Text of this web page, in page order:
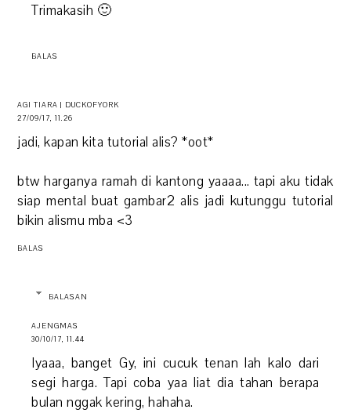
Trimakasih 🙂
BALAS
AGI TIARA | DUCKOFYORK
27/09/17, 11.26
jadi, kapan kita tutorial alis? *oot*
btw harganya ramah di kantong yaaaa... tapi aku tidak
siap mental buat gambar2 alis jadi kutunggu tutorial
bikin alismu mba <3
BALAS
BALASAN
AJENGMAS
30/10/17, 11.44
Iyaaa, banget Gy, ini cucuk tenan lah kalo dari
segi harga. Tapi coba yaa liat dia tahan berapa
bulan nggak kering, hahaha.